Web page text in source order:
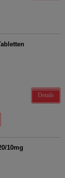
Details
10mg